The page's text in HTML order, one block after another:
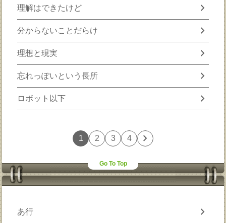
理解はできたけど chevron_right
分からないことだらけ chevron_right
理想と現実 chevron_right
忘れっぽいという長所 chevron_right
ロボット以下 chevron_right
1 2 3 4 chevron_right
Go To Top
あ行 chevron_right